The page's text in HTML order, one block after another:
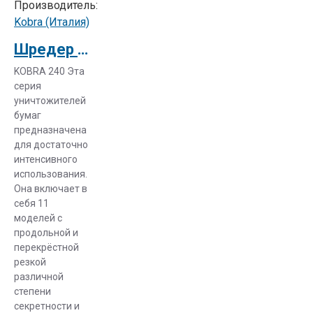
отличаются
друг от друга
объемом
корзины,
уровнем
секретности,
числом
уничтожаемых
одновременно
документов.
Некоторые
модели
справляются
не только с
офисными
документами,
но и с
Производитель:
Kobra (Италия)
Шредер Kobra 240 C4 Turbo E/S
KOBRA 240 Эта
серия
уничтожителей
бумаг
предназначена
для достаточно
интенсивного
использования.
Она включает в
себя 11
моделей с
продольной и
перекрёстной
резкой
различной
степени
секретности и